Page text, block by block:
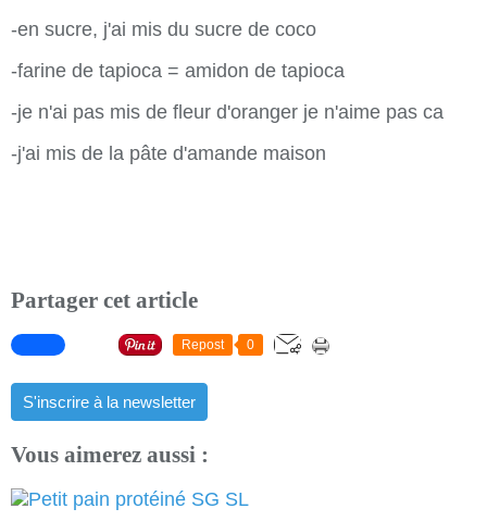
-en sucre, j'ai mis du sucre de coco
-farine de tapioca = amidon de tapioca
-je n'ai pas mis de fleur d'oranger je n'aime pas ca
-j'ai mis de la pâte d'amande maison
Partager cet article
Repost 0
S'inscrire à la newsletter
Vous aimerez aussi :